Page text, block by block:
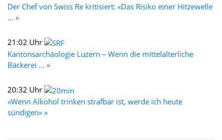
Der Chef von Swiss Re kritisiert: «Das Risiko einer Hitzewelle
... »
21:02 Uhr
Kantonsarchäologie Luzern – Wenn die mittelalterliche
Bäckerei ... »
20:32 Uhr
«Wenn Alkohol trinken strafbar ist, werde ich heute
sündigen» »